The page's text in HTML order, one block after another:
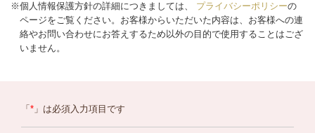
※個人情報保護方針の詳細につきましては、 プライバシーポリシーの
ページをご覧ください。お客様からいただいた内容は、お客様への連
絡やお問い合わせにお答えするため以外の目的で使用することはござ
いません。
「 」は必須入力項目です